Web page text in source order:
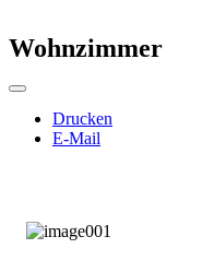
Wohnzimmer
Drucken
E-Mail